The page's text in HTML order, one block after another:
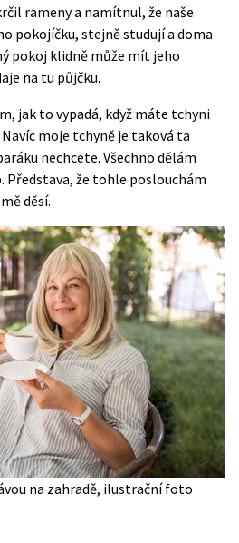
rameny a namítnul, že naše
pokojíčku, stejně studují a doma
pokoj klidně může mít jeho
na tu půjčku.
jak to vypadá, když máte tchyni
moje tchyně je taková ta
nechcete. Všechno dělám
Představa, že tohle poslouchám
děsí.
na zahradě, ilustrační foto